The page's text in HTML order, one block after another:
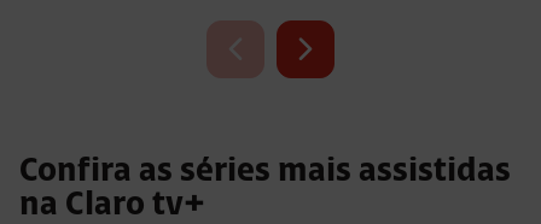
Confira as séries mais assistidas
na Claro tv+